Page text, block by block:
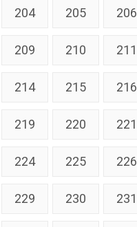
204 205 206
209 210 211
214 215 216
219 220 221
224 225 226
229 230 231